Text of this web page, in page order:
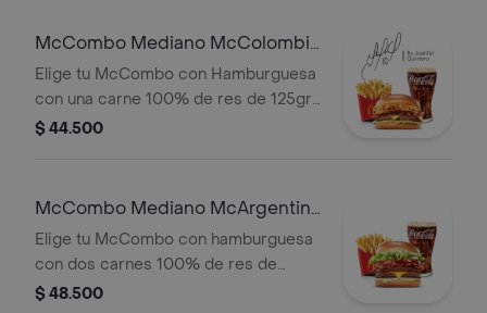
con papas medianas y gaseosa
McCombo Mediano McColombia
1 Carne
Elige tu McCombo con Hamburguesa
con una carne 100% de res de 125gr
c/u, salsa chicharron, cebolla crispy,
papas medianas y gaseosa mediana a
$ 44.500
McCombo Mediano McArgentina
2 Carnes
Elige tu McCombo con hamburguesa
con dos carnes 100% de res de
125gr c/u, salsa mayo chimichurri,
$ 48.500